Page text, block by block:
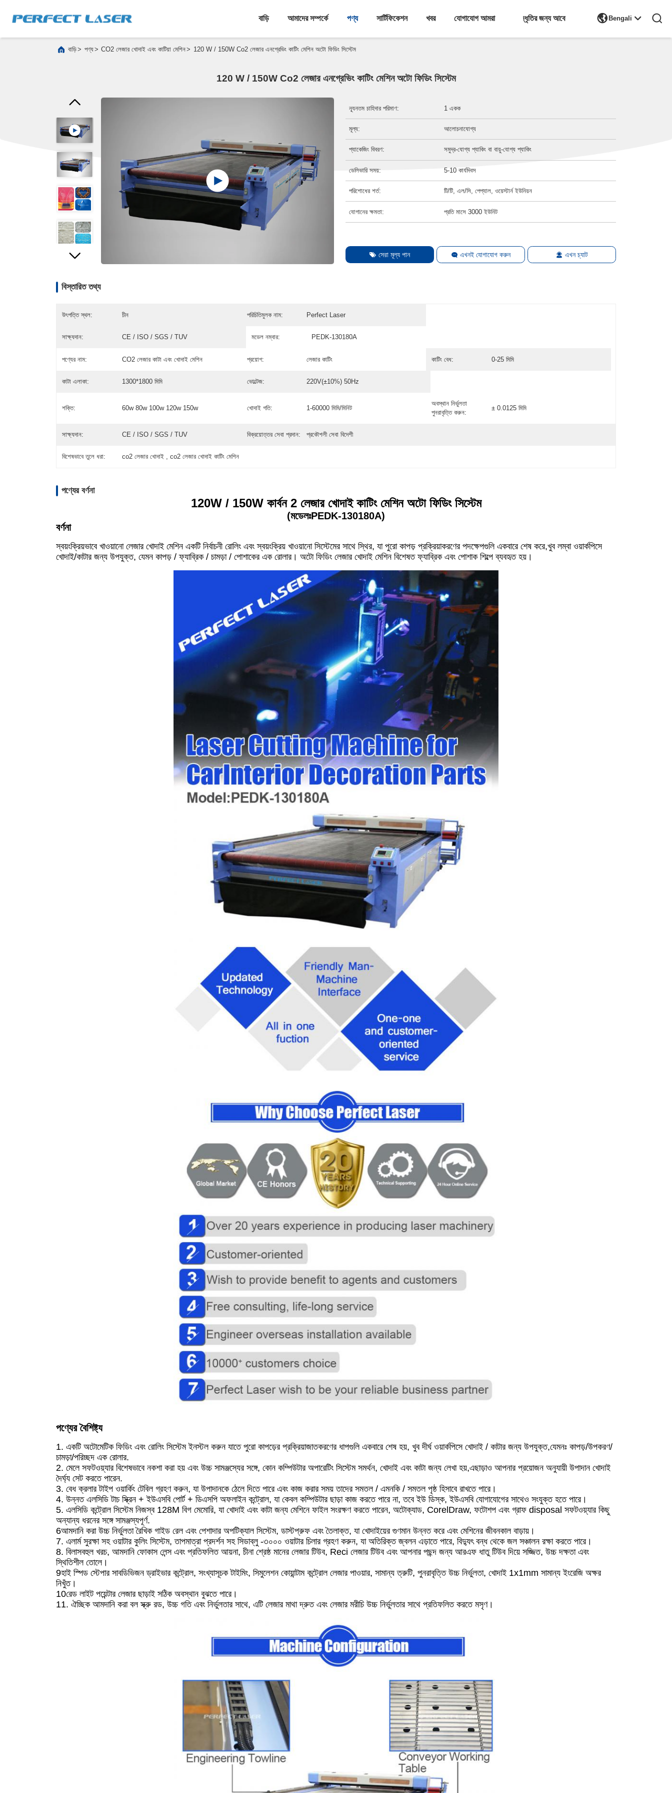
বাড়ি আমাদের সম্পর্কে পণ্য সার্টিফিকেশন খবর যোগাযোগ আমরা উদ্ধৃতির জন্য আবেদন Bengali 
বাড়ি> পণ্য> CO2 লেজার খোদাই এবং কাটিয়া মেশিন> 120 W / 150W Co2 লেজার এনগ্রেভিং কাটিং মেশিন অটো ফিডিং সিস্টেম
120 W / 150W Co2 লেজার এনগ্রেভিং কাটিং মেশিন অটো ফিডিং সিস্টেম
ন্যূনতম চাহিদার পরিমাণ: 1 একক
মূল্য: আলোচনাযোগ্য
প্যাকেজিং বিবরণ: সমুদ্র-যোগ্য প্যাকিং বা বায়ু-যোগ্য প্যাকিং
ডেলিভারি সময়: 5-10 কার্যদিবস
পরিশোধের শর্ত: টি/টি, এল/সি, পেপ্যাল, ওয়েস্টার্ন ইউনিয়ন
যোগানের ক্ষমতা: প্রতি মাসে 3000 ইউনিট
সেরা মূল্য পান এখনই যোগাযোগ করুন এখন চ্যাট
বিস্তারিত তথ্য
উৎপত্তি স্থল: চীন পরিচিতিমুলক নাম: Perfect Laser
সাক্ষ্যদান: CE / ISO / SGS / TUV মডেল নম্বার: PEDK-130180A
পণ্যের নাম: CO2 লেজার কাটা এবং খোদাই মেশিন প্রয়োগ: লেজার কাটিং কাটিং বেধ: 0-25 মিমি
কাটা এলাকা: 1300*1800 মিমি ভোল্টেজ: 220V(±10%) 50Hz
শক্তি: 60w 80w 100w 120w 150w খোদাই গতি: 1-60000 মিমি/মিনিট
অবস্থান নির্ভুলতা
পুনরাবৃত্তি করুন:
± 0.0125 মিমি
সাক্ষ্যদান: CE / ISO / SGS / TUV বিক্রয়োত্তর সেবা প্রদান: প্রকৌশলী সেবা বিদেশী
বিশেষভাবে তুলে ধরা: co2 লেজার খোদাই , co2 লেজার খোদাই কাটিং মেশিন
পণ্যের বর্ণনা
120W / 150W কার্বন 2 লেজার খোদাই কাটিং মেশিন অটো ফিডিং সিস্টেম
(মডেলঃPEDK-130180A)
বর্ণনা
স্বয়ংক্রিয়ভাবে খাওয়ানো লেজার খোদাই মেশিন একটি নির্বাচনী রোলিং এবং স্বয়ংক্রিয় খাওয়ানো সিস্টেমের সাথে স্থির, যা পুরো কাপড় প্রক্রিয়াকরণের পদক্ষেপগুলি একবারে শেষ করে,খুব লম্বা ওয়ার্কপিসে
খোদাই/কাটার জন্য উপযুক্ত, যেমন কাপড় / ফ্যাব্রিক / চামড়া / পোশাকের এক রোলার। অটো ফিডিং লেজার খোদাই মেশিন বিশেষত ফ্যাব্রিক এবং পোশাক শিল্পে ব্যবহৃত হয়।
পণ্যের বৈশিষ্ট্য
1. একটি অটোমেটিক ফিডিং এবং রোলিং সিস্টেম ইনস্টল করুন যাতে পুরো কাপড়ের প্রক্রিয়াজাতকরণের ধাপগুলি একবারে শেষ হয়, খুব দীর্ঘ ওয়ার্কপিসে খোদাই / কাটার জন্য উপযুক্ত,যেমনঃ কাপড়/উপকরণ/
চামড়া/পরিচ্ছদ এক রোলার.
2. মেলে সফটওয়্যার বিশেষভাবে নকশা করা হয় এবং উচ্চ সামঞ্জস্যের সঙ্গে, কোন কম্পিউটার অপারেটিং সিস্টেম সমর্থন, খোদাই এবং কাটা জন্য লেখা হয়,এছাড়াও আপনার প্রয়োজন অনুযায়ী উপাদান খোদাই
দৈর্ঘ্য সেট করতে পারেন.
3. বেধ ক্রলার টাইপ ওয়ার্কিং টেবিল গ্রহণ করুন, যা উপাদানকে ঠেলে দিতে পারে এবং কাজ করার সময় তাদের সমতল / এমনকি / সমতল পৃষ্ঠ হিসাবে রাখতে পারে।
4. উন্নত এলসিডি টাচ স্ক্রিন + ইউএসবি পোর্ট + ডিএসপি অফলাইন কন্ট্রোল, যা কেবল কম্পিউটার ছাড়া কাজ করতে পারে না, তবে ইউ ডিস্ক, ইউএসবি যোগাযোগের সাথেও সংযুক্ত হতে পারে।
5. এলসিডি কন্ট্রোল সিস্টেম নিজস্ব 128M বিগ মেমোরি, যা খোদাই এবং কাটা জন্য মেশিনে ফাইল সংরক্ষণ করতে পারেন, অটোক্যাড, CorelDraw, ফটোশপ এবং গ্রাফ disposal সফটওয়্যার কিছু
অন্যান্য ধরনের সঙ্গে সামঞ্জস্যপূর্ণ.
6আমদানি করা উচ্চ নির্ভুলতা রৈখিক গাইড রেল এবং পেশাদার অপটিক্যাল সিস্টেম, ডাস্টপ্রুফ এবং তৈলাক্ত, যা খোদাইয়ের গুণমান উন্নত করে এবং মেশিনের জীবনকাল বাড়ায়।
7. এলার্ম সুরক্ষা সহ ওয়াটার কুলিং সিস্টেম, তাপমাত্রা প্রদর্শন সহ সিডাব্লু -৩০০০ ওয়াটার চিলার গ্রহণ করুন, যা অতিরিক্ত জ্বলন এড়াতে পারে, বিদ্যুৎ বন্ধ থেকে জল সঞ্চালন রক্ষা করতে পারে।
8. বিলাসবহুল খরচ, আমদানি ফোকাস লেন্স এবং প্রতিফলিত আয়না, চীনা শ্রেষ্ঠ মানের লেজার টিউব, Reci লেজার টিউব এবং আপনার পছন্দ জন্য আরএফ ধাতু টিউব দিয়ে সজ্জিত, উচ্চ দক্ষতা এবং
স্থিতিশীল তোলে।
9হাই স্পিড স্টেপার সাবডিভিজন ড্রাইভার কন্ট্রোল, সংখ্যাসূচক টাইমিং, সিমুলেশন কোয়ান্টাম কন্ট্রোল লেজার পাওয়ার, সামান্য ত্রুটি, পুনরাবৃত্তি উচ্চ নির্ভুলতা, খোদাই 1x1mm সামান্য ইংরেজি অক্ষর
নিখুঁত।
10রেড লাইট পয়েন্টার লেজার ছাড়াই সঠিক অবস্থান বুঝতে পারে।
11. ঐচ্ছিক আমদানি করা বল স্ক্রু রড, উচ্চ গতি এবং নির্ভুলতার সাথে, এটি লেজার মাথা দ্রুত এবং লেজার মরীচি উচ্চ নির্ভুলতার সাথে প্রতিফলিত করতে মসৃণ।